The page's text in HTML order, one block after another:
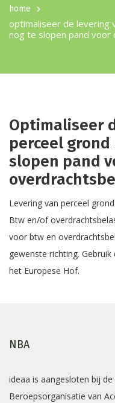
home
optimaliseer de levering
nog te slopen pand
Optimaliseer
perceel
slopen pand
Levering van perceel
Btw en/of
voor btw en
gewenste richting.
het Europese Hof.
NBA
ideaa is aangesloten bij
Beroepsorganisatie van